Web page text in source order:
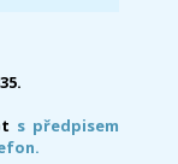
s předpisem